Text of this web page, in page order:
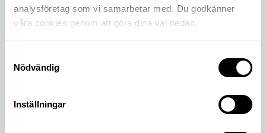
analysföretag som vi samarbetar med. Du godkänner
våra cookies genom att göra dina val nedan.
Nödvändig
Inställningar